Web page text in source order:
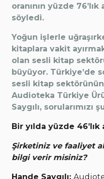
oranının yüzde
söyledi.
Yoğun işlerle
kitaplara vakit
olan sesli kitap
büyüyor. Türkiye’de
sesli kitap
Audioteka Türkiye
Saygılı, sorularımızı
Bir yılda yüzde 46’lık
Şirketiniz ve faaliyet
bilgi verir misiniz?
Hande Saygılı: